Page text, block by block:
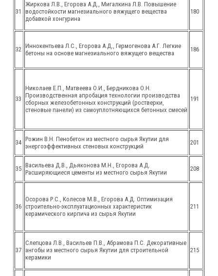
31
Жиркова Л.В., Егорова А.Д., Мигалкина Л.В. Повышение
водостойкости магнезиального вяжущего вещества
добавкой хонгурина
180
32 Иннокентьева Л.С., Егорова А.Д., Гермогенова А.Г. Легкие
бетоны на основе магнезиального вяжущего вещества
186
33
Николаев Е.П., Матвеева О.И., Бердникова О.Н.
Производственная апробация технологии производства
сборных железобетонных конструкций (ростверки,
стеновые панели) из самоуплотняющихся бетонных смесей
191
34 Рожин В.Н. Пенобетон из местного сырья Якутии для
энергоэффективных стеновых конструкций
201
35 Васильева Д.В., Дьяконова М.Н., Егорова А.Д.
Расширяющиеся цементы из местного сырья Якутии
208
36
Осорова Р.С., Колесов М.В., Егорова А.Д. Оптимизация
строительно-эксплуатационных характеристик
керамического кирпича из сырья Якутии
211
37
Слепцова Л.В., Васильев П.В., Абрамова П.С. Декоративные
ангобы из местного сырья Якутии для строительной
керамики
215